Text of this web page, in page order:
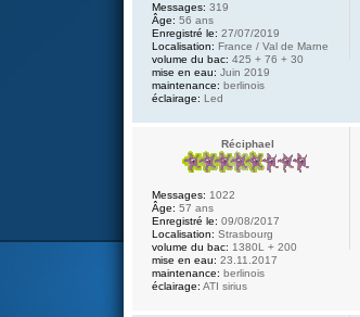
Messages: 319
Âge: 56 ans
Enregistré le: 27/07/2019
Localisation: France / Val de Marne
volume du bac: 425 + 76 + 30
mise en eau: Juin 2019
maintenance: berlinois
éclairage: Led
Réciphael
Messages: 1022
Âge: 57 ans
Enregistré le: 09/08/2017
Localisation: Strasbourg
volume du bac: 1380L + 200
mise en eau: 23.11.2017
maintenance: berlinois
éclairage: ATI sirius